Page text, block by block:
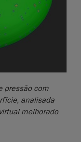
pressão com
analisada
melhorado